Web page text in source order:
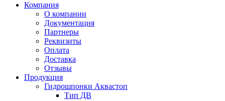
Компания
О компании
Документация
Партнеры
Реквизиты
Оплата
Доставка
Отзывы
Продукция
Гидрошпонки Аквастоп
Тип ДВ